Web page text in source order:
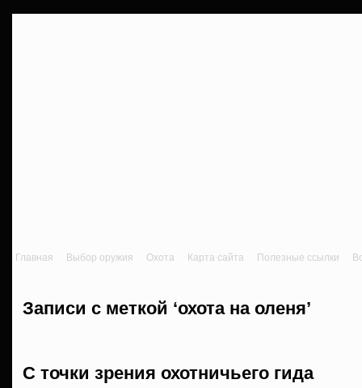
Главная Выбор оружия Охота Карта сайта Полезные ссылки
Записи с меткой ‘охота на оленя’
С точки зрения охотничьего гида